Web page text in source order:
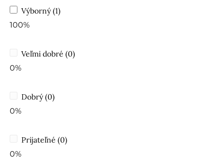
Výborný (1)
100%
Veľmi dobré (0)
0%
Dobrý (0)
0%
Prijateľné (0)
0%